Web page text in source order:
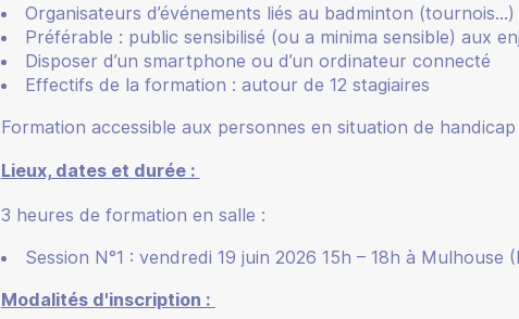
Organisateurs d’événements liés au badminton (tournois…)
Préférable : public sensibilisé (ou a minima sensible) aux
Disposer d’un smartphone ou d’un ordinateur connecté
Effectifs de la formation : autour de 12 stagiaires
Formation accessible aux personnes en situation de handicap
Lieux, dates et durée :
3 heures de formation en salle :
Session N°1 : vendredi 19 juin 2026 15h – 18h à Mulhouse
Modalités d'inscription :